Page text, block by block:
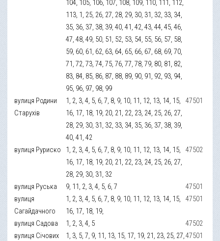
104, 105, 106, 107, 108, 109, 110, 111, 112,
113, 1, 25, 26, 27, 28, 29, 30, 31, 32, 33, 34,
35, 36, 37, 38, 39, 40, 41, 42, 43, 44, 45, 46,
47, 48, 49, 50, 51, 52, 53, 54, 55, 56, 57, 58,
59, 60, 61, 62, 63, 64, 65, 66, 67, 68, 69, 70,
71, 72, 73, 74, 75, 76, 77, 78, 79, 80, 81, 82,
83, 84, 85, 86, 87, 88, 89, 90, 91, 92, 93, 94,
95, 96, 97, 98, 99
вулиця Родини
Старухів
1, 2, 3, 4, 5, 6, 7, 8, 9, 10, 11, 12, 13, 14, 15,
16, 17, 18, 19, 20, 21, 22, 23, 24, 25, 26, 27,
28, 29, 30, 31, 32, 33, 34, 35, 36, 37, 38, 39,
40, 41, 42
47501
вулиця Руриско
1, 2, 3, 4, 5, 6, 7, 8, 9, 10, 11, 12, 13, 14, 15,
16, 17, 18, 19, 20, 21, 22, 23, 24, 25, 26, 27,
28, 29, 30, 31, 32
47502
вулиця Руська 9, 11, 2, 3, 4, 5, 6, 7
47501
вулиця
Сагайдачного
1, 2, 3, 4, 5, 6, 7, 8, 9, 10, 11, 12, 13, 14, 15,
16, 17, 18, 19,
47501
вулиця Садова 1, 2, 3, 4, 5
47502
вулиця Січових
1, 3, 5, 7, 9, 11, 13, 15, 17, 19, 21, 23, 25, 27,47501